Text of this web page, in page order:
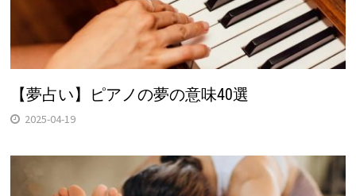
【夢占い】ピアノの夢の意味40選
2025-04-19